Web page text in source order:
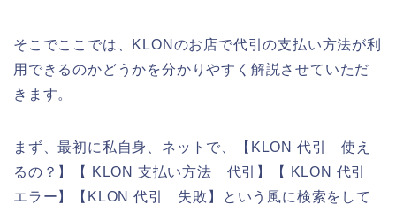
そこでここでは、KLONのお店で代引の支払い方法が利
用できるのかどうかを分かりやすく解説させていただ
きます。
まず、最初に私自身、ネットで、【KLON 代引 使え
るの？】【 KLON 支払い方法 代引】【 KLON 代引
エラー】【KLON 代引 失敗】という風に検索をして